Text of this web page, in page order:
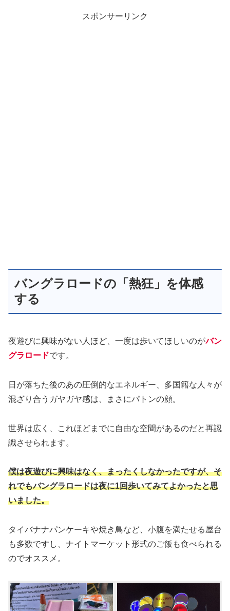
スポンサーリンク
バングラロードの「熱狂」を体感
する
夜遊びに興味がない人ほど、一度は歩いてほしいのがバン
グラロードです。
日が落ちた後のあの圧倒的なエネルギー、多国籍な人々が
混ざり合うガヤガヤ感は、まさにパトンの顔。
世界は広く、これほどまでに自由な空間があるのだと再認
識させられます。
僕は夜遊びに興味はなく、まったくしなかったですが、そ
れでもバングラロードは夜に1回歩いてみてよかったと思
いました。
タイバナナパンケーキや焼き鳥など、小腹を満たせる屋台
も多数ですし、ナイトマーケット形式のご飯も食べられる
のでオススメ。